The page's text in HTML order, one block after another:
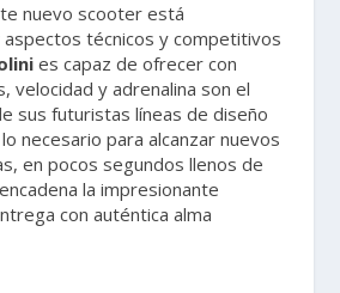
nuevo scooter está
técnicos y competitivos
es capaz de ofrecer con
velocidad y adrenalina son el
sus futuristas líneas de diseño
necesario para alcanzar nuevos
en pocos segundos llenos de
la impresionante
con auténtica alma